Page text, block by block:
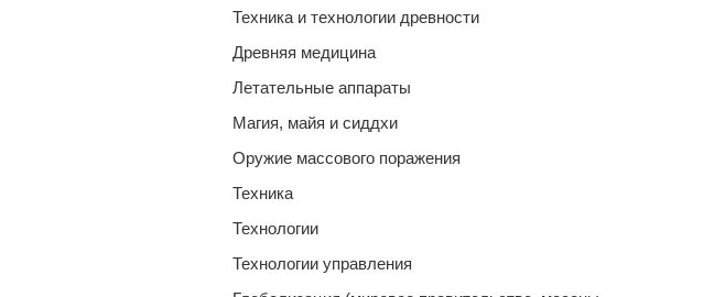
Техника и технологии древности
Древняя медицина
Летательные аппараты
Магия, майя и сиддхи
Оружие массового поражения
Техника
Технологии
Технологии управления